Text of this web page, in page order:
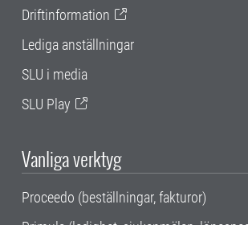
Driftinformation
Lediga anställningar
SLU i media
SLU Play
Vanliga verktyg
Proceedo (beställningar, fakturor)